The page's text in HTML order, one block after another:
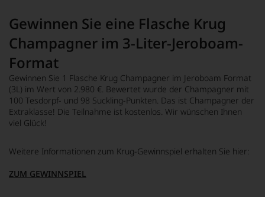
Gewinnen Sie eine Flasche Krug
Champagner im 3-Liter-Jeroboam-
Format
Gewinnen Sie 1 Flasche Krug Champagner im Jeroboam Format
(3L) im Wert von 2.980 €. Bewertet wurde der Champagner mit
100 Tesdorpf- und 98 Suckling-Punkten. Das ist Champagner der
Extraklasse! Die Teilnahme ist kostenlos. Wir wünschen Ihnen
viel Glück!
Weitere Informationen zum Krug-Gewinnspiel erhalten Sie hier:
ZUM GEWINNSPIEL